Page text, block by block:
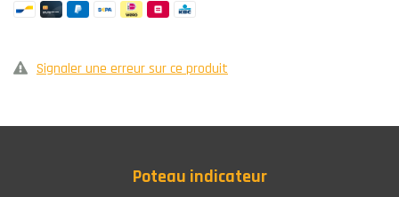
Signaler une erreur sur ce produit
Poteau indicateur